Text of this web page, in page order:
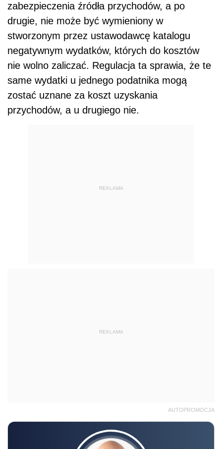
zabezpieczenia źródła przychodów, a po
drugie, nie może być wymieniony w
stworzonym przez ustawodawcę katalogu
negatywnym wydatków, których do kosztów
nie wolno zaliczać. Regulacja ta sprawia, że te
same wydatki u jednego podatnika mogą
zostać uznane za koszt uzyskania
przychodów, a u drugiego nie.
REKLAMA
REKLAMA
AUTOPROMOCJA